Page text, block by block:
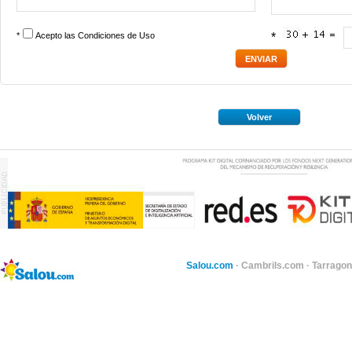
* Acepto las Condiciones de Uso *
Volver
Salou.com · Cambrils.com ·